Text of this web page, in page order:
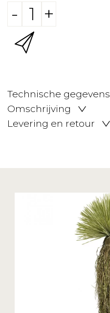
- +
Technische gegevens
Omschrijving
Levering en retour